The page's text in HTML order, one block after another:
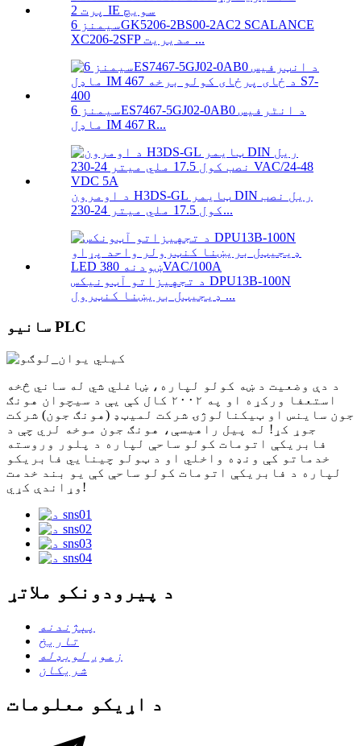
سیمنز 6GK5206-2BS00-2AC2 SCALANCE
XC206-2SFP مدیریت ...
سیمنز 6ES7467-5GJ02-0AB0 د انٹرفیس
ماډل IM 467 R...
د اومرون H3DS-GL ټایمر DIN ریل نصب
کول 17.5 ملي میتر 24-230...
د تجهیزاتو آټونیکس DPU13B-100N
ډیجیټل بریښنا کنټرول ...
سانیو PLC
د دې وضعیت د ښه کولو لپاره، ښاغلي شي له ساني څخه
استعفا ورکړه او په ۲۰۰۲ کال کې یې د سیچوان هونګ
جون ساینس او ​​ټیکنالوژۍ شرکت لمیټډ (هونګ جون) شرکت
جوړ کړ! له پیل راهیسې، هونګ جون موخه لري چې د
فابریکې اتومات کولو ساحې لپاره د پلور وروسته
خدماتو کې ونډه واخلي او د ټولو چینایي فابریکو
لپاره د فابریکې اتومات کولو ساحې کې یو بند خدمت
وړاندې کړي!
د پیرودونکو ملاتړ
پېژندنه
تاریخ
زموږ لوبډله
شریکان
د اړیکو معلومات